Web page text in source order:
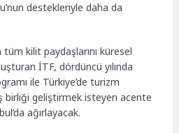
destekleriyle daha da
kilit paydaşlarını küresel
İTF, dördüncü yılında
ile Türkiye’de turizm
birliği geliştirmek isteyen acente
ağırlayacak.